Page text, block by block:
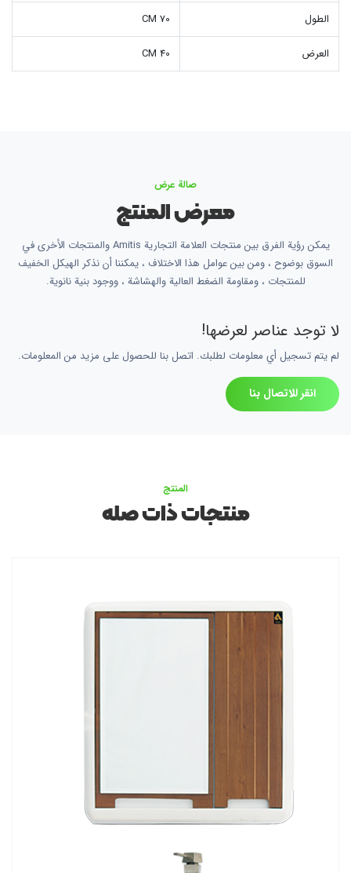
الطول 70 CM
العرض 40 CM
صالة عرض
معرض المنتج
يمكن رؤية الفرق بين منتجات العلامة التجارية Amitis والمنتجات الأخرى في
السوق بوضوح ، ومن بين عوامل هذا الاختلاف ، يمكننا أن نذكر الهيكل الخفيف
للمنتجات ، ومقاومة الضغط العالية والهشاشة ، ووجود بنية نانوية.
لا توجد عناصر لعرضها!
لم يتم تسجيل أي معلومات لطلبك. اتصل بنا للحصول على مزيد من المعلومات.
انقر للاتصال بنا
المنتج
منتجات ذات صله